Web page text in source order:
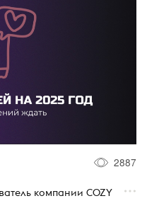
2887
компании COZY